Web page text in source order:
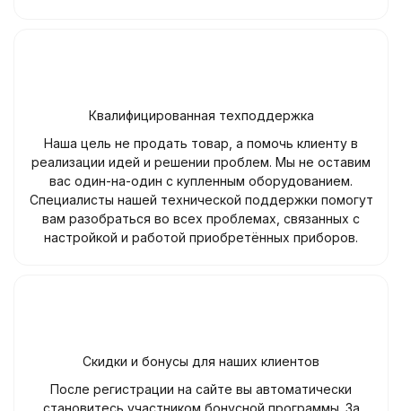
Квалифицированная техподдержка
Наша цель не продать товар, а помочь клиенту в
реализации идей и решении проблем. Мы не оставим
вас один-на-один с купленным оборудованием.
Специалисты нашей технической поддержки помогут
вам разобраться во всех проблемах, связанных с
настройкой и работой приобретённых приборов.
Скидки и бонусы для наших клиентов
После регистрации на сайте вы автоматически
становитесь участником бонусной программы. За